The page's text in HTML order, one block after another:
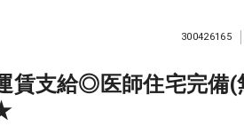
賃支給◎医師住宅完備
300426165